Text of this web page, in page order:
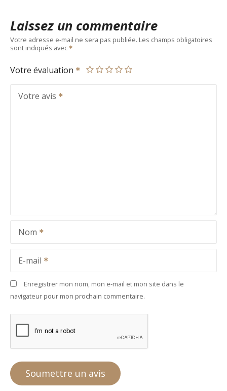
Laissez un commentaire
Votre adresse e-mail ne sera pas publiée. Les champs obligatoires
sont indiqués avec
Votre évaluation
Votre avis
Nom
E-mail
Enregistrer mon nom, mon e-mail et mon site dans le
navigateur pour mon prochain commentaire.